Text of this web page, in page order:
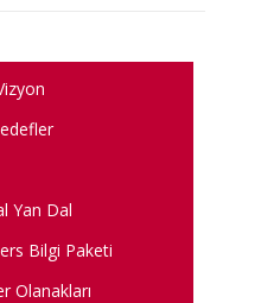
Yan Dal
Bilgi Paketi
Olanakları